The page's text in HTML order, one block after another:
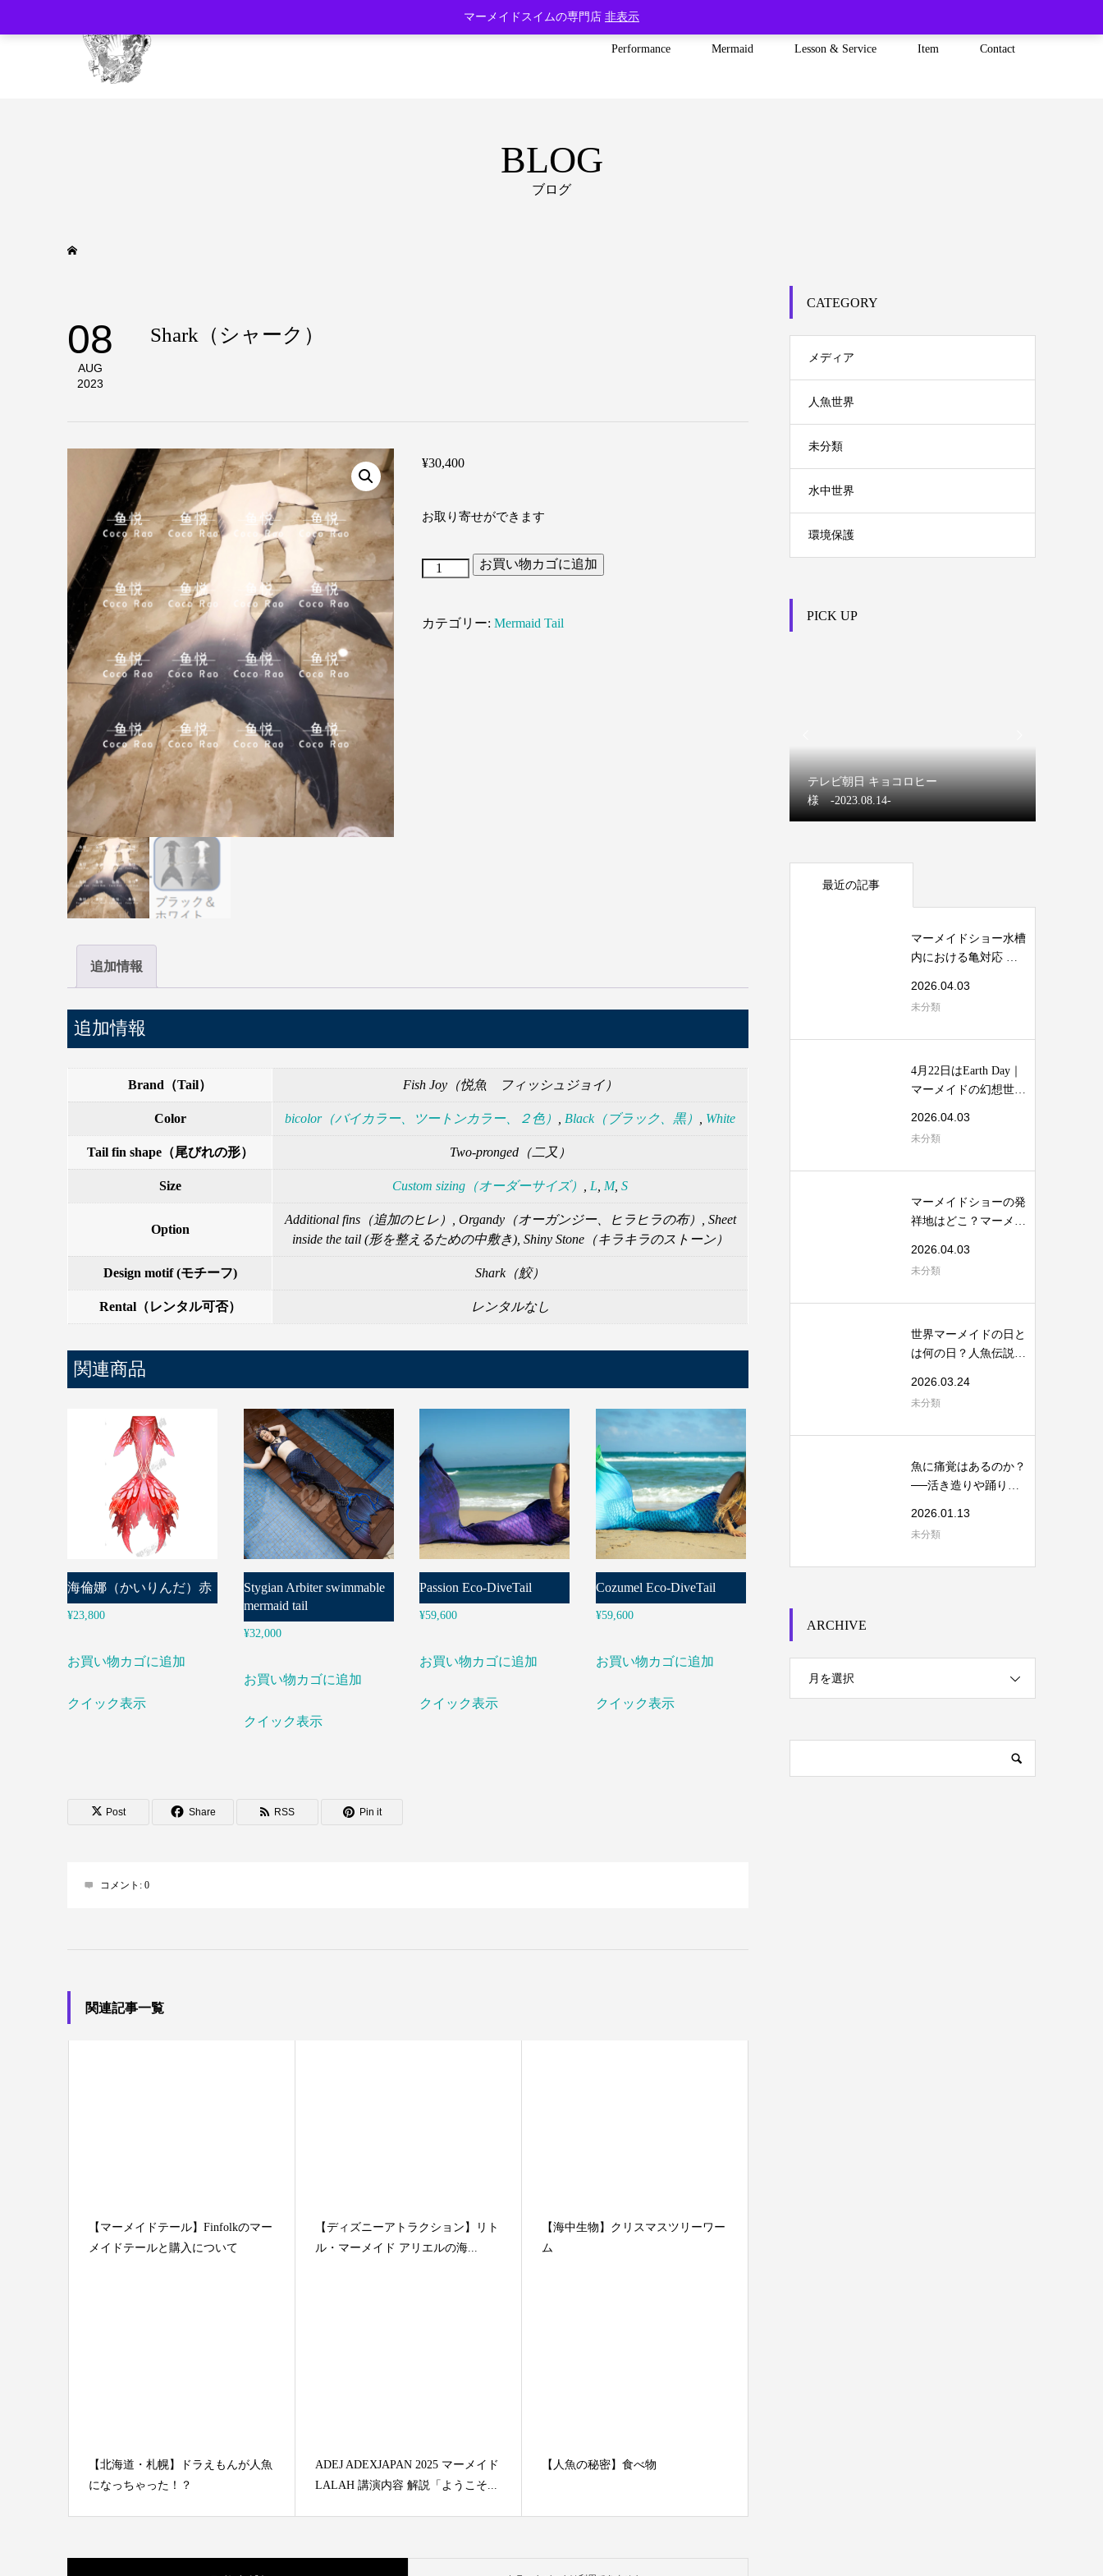
Performance Mermaid Lesson & Service Item Contact
BLOG
ブログ
08
AUG
2023
Shark（シャーク）
¥30,400
お取り寄せができます
Shark（シ
ー
お買い物カゴに追加
カテゴリー: Mermaid Tail
追加情報
追加情報
Brand（Tail） Fish Joy（悦魚 フィッシュジョイ）
Color bicolor（バイカラー、ツートンカラー、２色） Black（ブラック、黒） White
Tail fin shape（尾びれの形） Two-pronged（二又）
Size Custom sizing（オーダーサイズ） L M, S
Option
Additional fins（追加のヒレ）, Organdy（オーガンジー、ヒラヒラの布）, Sheet
inside the tail (形を整えるための中敷き), Shiny Stone（キラキラのストーン）
Design motif (モチーフ) Shark（鮫）
Rental（レンタル可否） レンタルなし
関連商品
海倫娜（かいりんだ）赤
¥23,800
お買い物カゴに追加
クイック表示
Stygian Arbiter swimmable
mermaid tail
¥32,000
お買い物カゴに追加
クイック表示
Passion Eco-DiveTail
¥59,600
お買い物カゴに追加
クイック表示
Cozumel Eco-DiveTail
¥59,600
お買い物カゴに追加
クイック表示
Post Share RSS Pin it
コメント: 0
関連記事一覧
【マーメイドテール】Finfolkのマー
メイドテールと購入について
【ディズニーアトラクション】リト
ル・マーメイド アリエルの海...
【海中生物】クリスマスツリーワー
ム
【北海道・札幌】ドラえもんが人魚
になっちゃった！？
ADEJ ADEXJAPAN 2025 マーメイド
LALAH 講演内容 解説「ようこそ...
【人魚の秘密】食べ物
CATEGORY
メディア
人魚世界
未分類
水中世界
環境保護
PICK UP
テレビ朝日 キョコロヒー
様 -2023.08.14-
最近の記事
マーメイドショー水槽
内における亀対応 安
2026.04.03
未分類
4月22日はEarth Day｜
マーメイドの幻想世界
2026.04.03
未分類
マーメイドショーの発
祥地はどこ？マーメイ
2026.04.03
未分類
世界マーメイドの日と
は何の日？人魚伝説と
2026.03.24
未分類
魚に痛覚はあるのか？
──活き造りや踊り食
2026.01.13
未分類
ARCHIVE
月を選択
マーメイドスイムの専門店 非表示